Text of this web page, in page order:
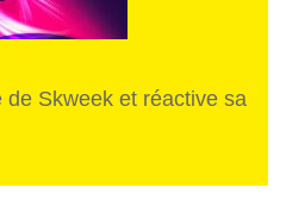
de Skweek et réactive sa